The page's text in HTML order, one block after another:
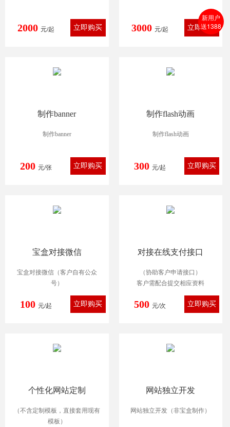
2000 元/起 3000 元/起
制作banner
制作banner
200 元/张
制作flash动画
制作flash动画
300 元/起
宝盒对接微信
宝盒对接微信（客户自有公众
号）
100 元/起
对接在线支付接口
（协助客户申请接口）
客户需配合提交相应资料
500 元/次
个性化网站定制
（不含定制模板，直接套用现有
模板）
网站独立开发
网站独立开发（非宝盒制作）
新用户
送1388